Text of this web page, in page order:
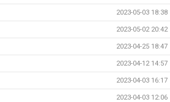
2023-05-03 18:38
2023-05-02 20:42
2023-04-25 18:47
2023-04-12 14:57
2023-04-03 16:17
2023-04-03 12:06